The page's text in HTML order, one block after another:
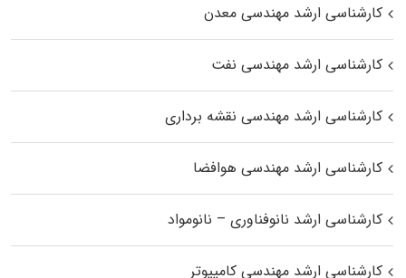
کارشناسی ارشد مهندسی معدن
کارشناسی ارشد مهندسی نفت
کارشناسی ارشد مهندسی نقشه برداری
کارشناسی ارشد مهندسی هوافضا
کارشناسی ارشد نانوفناوری – نانومواد
کارشناسی ارشد مهندسی کامپیوتر